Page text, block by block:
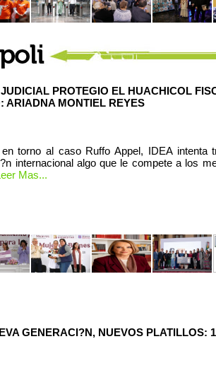
PROTEGIO EL HUACHICOL
ARIADNA MONTIEL REYES
torno al caso Ruffo Appel, IDEA intenta
internacional algo que le compete a los
Mas...
GENERACI?N, NUEVOS PLATILLOS: